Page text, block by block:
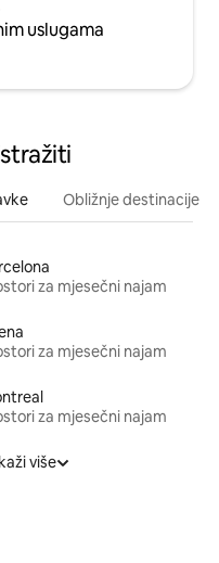
uslugama
Obližnje destinacije
za mjesečni najam
za mjesečni najam
za mjesečni najam
više